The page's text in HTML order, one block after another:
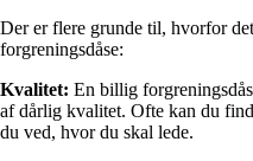
Der er flere grunde til, hvorfor
forgreningsdåse:
Kvalitet: En billig
af dårlig kvalitet. Ofte kan du
du ved, hvor du skal lede.